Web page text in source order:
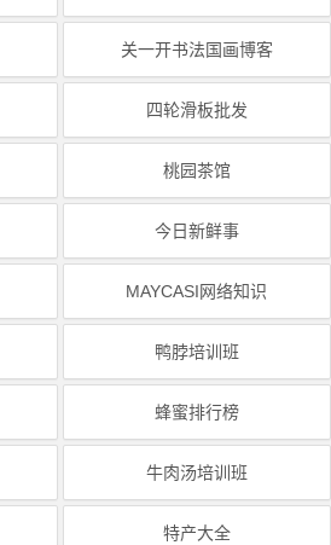
关一开书法国画博客
四轮滑板批发
桃园茶馆
今日新鲜事
MAYCASI网络知识
鸭脖培训班
蜂蜜排行榜
牛肉汤培训班
特产大全